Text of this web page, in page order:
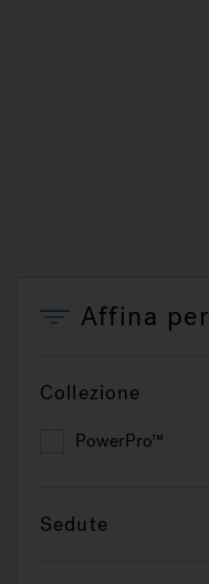
Affina per
Collezione
PowerPro™
Sedute